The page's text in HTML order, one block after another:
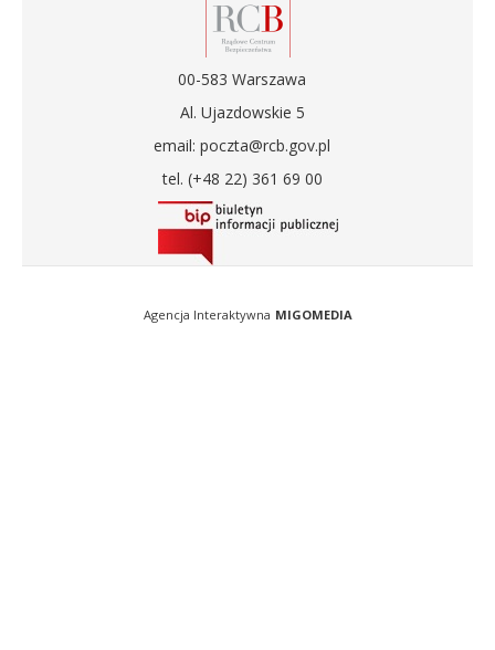
00-583 Warszawa
Al. Ujazdowskie 5
email: poczta@rcb.gov.pl
tel. (+48 22) 361 69 00
Agencja Interaktywna MIGOMEDIA